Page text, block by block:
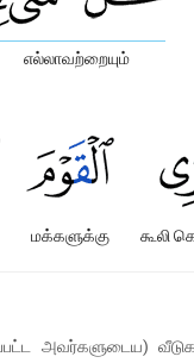
எல்லாவற்றையும்
கூலி
மக்களுக்கு
அவர்களுடைய)